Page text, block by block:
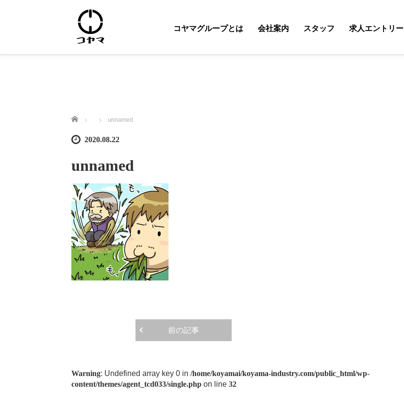
コヤマグループとは 会社案内 スタッフ 求人エントリー
ホーム unnamed
2020.08.22
unnamed
前の記事
Warning: Undefined array key 0 in /home/koyamai/koyama-industry.com/public_html/wp-
content/themes/agent_tcd033/single.php on line 32